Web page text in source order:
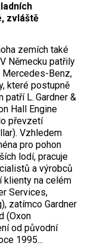
zvláště
zemích také
Německu patřily
Mercedes-Benz,
které postupně
patří L. Gardner &
Hall Engine
převzetí
Vzhledem
pro pohon
lodí, pracuje
a výrobců
klienty na celém
Services,
zatímco Gardner
(Oxon
od původní
1995...